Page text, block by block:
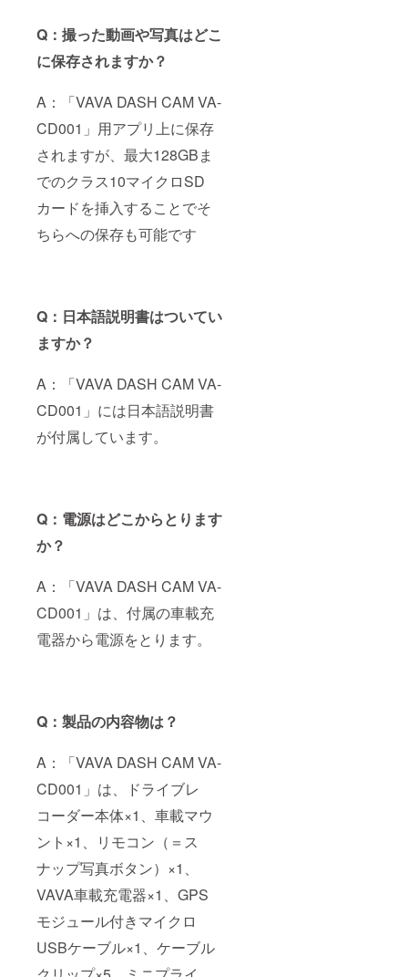
Q：撮った動画や写真はどこ
に保存されますか？
A：「VAVA DASH CAM VA-
CD001」用アプリ上に保存
されますが、最大128GBま
でのクラス10マイクロSD
カードを挿入することでそ
ちらへの保存も可能です
Q：日本語説明書はついてい
ますか？
A：「VAVA DASH CAM VA-
CD001」には日本語説明書
が付属しています。
Q：電源はどこからとります
か？
A：「VAVA DASH CAM VA-
CD001」は、付属の車載充
電器から電源をとります。
Q：製品の内容物は？
A：「VAVA DASH CAM VA-
CD001」は、ドライブレ
コーダー本体×1、車載マウ
ント×1、リモコン（＝ス
ナップ写真ボタン）×1、
VAVA車載充電器×1、GPS
モジュール付きマイクロ
USBケーブル×1、ケーブル